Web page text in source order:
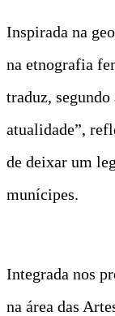
Inspirada na
na etnografia
traduz,
atualidade”,
de deixar um
munícipes.
Integrada nos
na área das